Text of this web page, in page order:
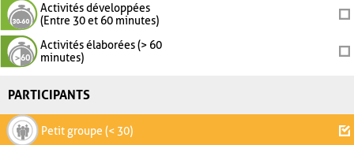
Activités développées
(Entre 30 et 60 minutes)
Activités élaborées (> 60
minutes)
PARTICIPANTS
Petit groupe (< 30)